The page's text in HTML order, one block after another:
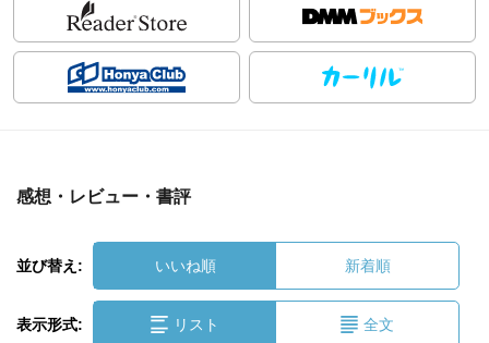
感想・レビュー・書評
並び替え: いいね順 新着順
表示形式: リスト 全文